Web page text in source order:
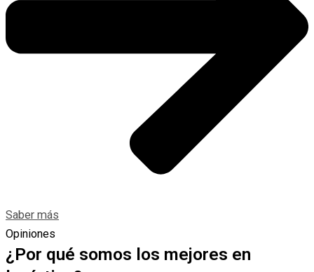
Saber más
Opiniones
¿Por qué somos los mejores en